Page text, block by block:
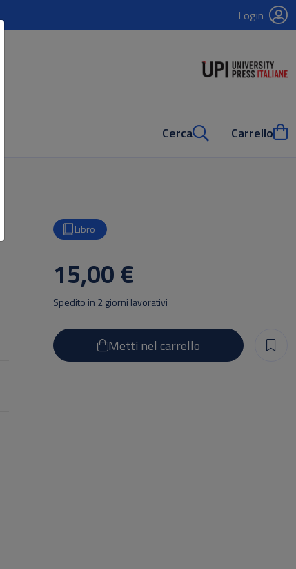
Login
Cerca Carrello
Libro
15,00 €
Metti nel carrello
Spedito in 2 giorni lavorativi